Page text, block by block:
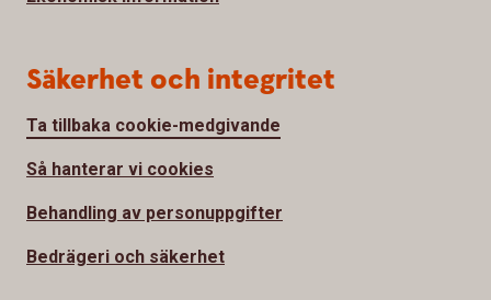
Säkerhet och integritet
Ta tillbaka cookie-medgivande
Så hanterar vi cookies
Behandling av personuppgifter
Bedrägeri och säkerhet